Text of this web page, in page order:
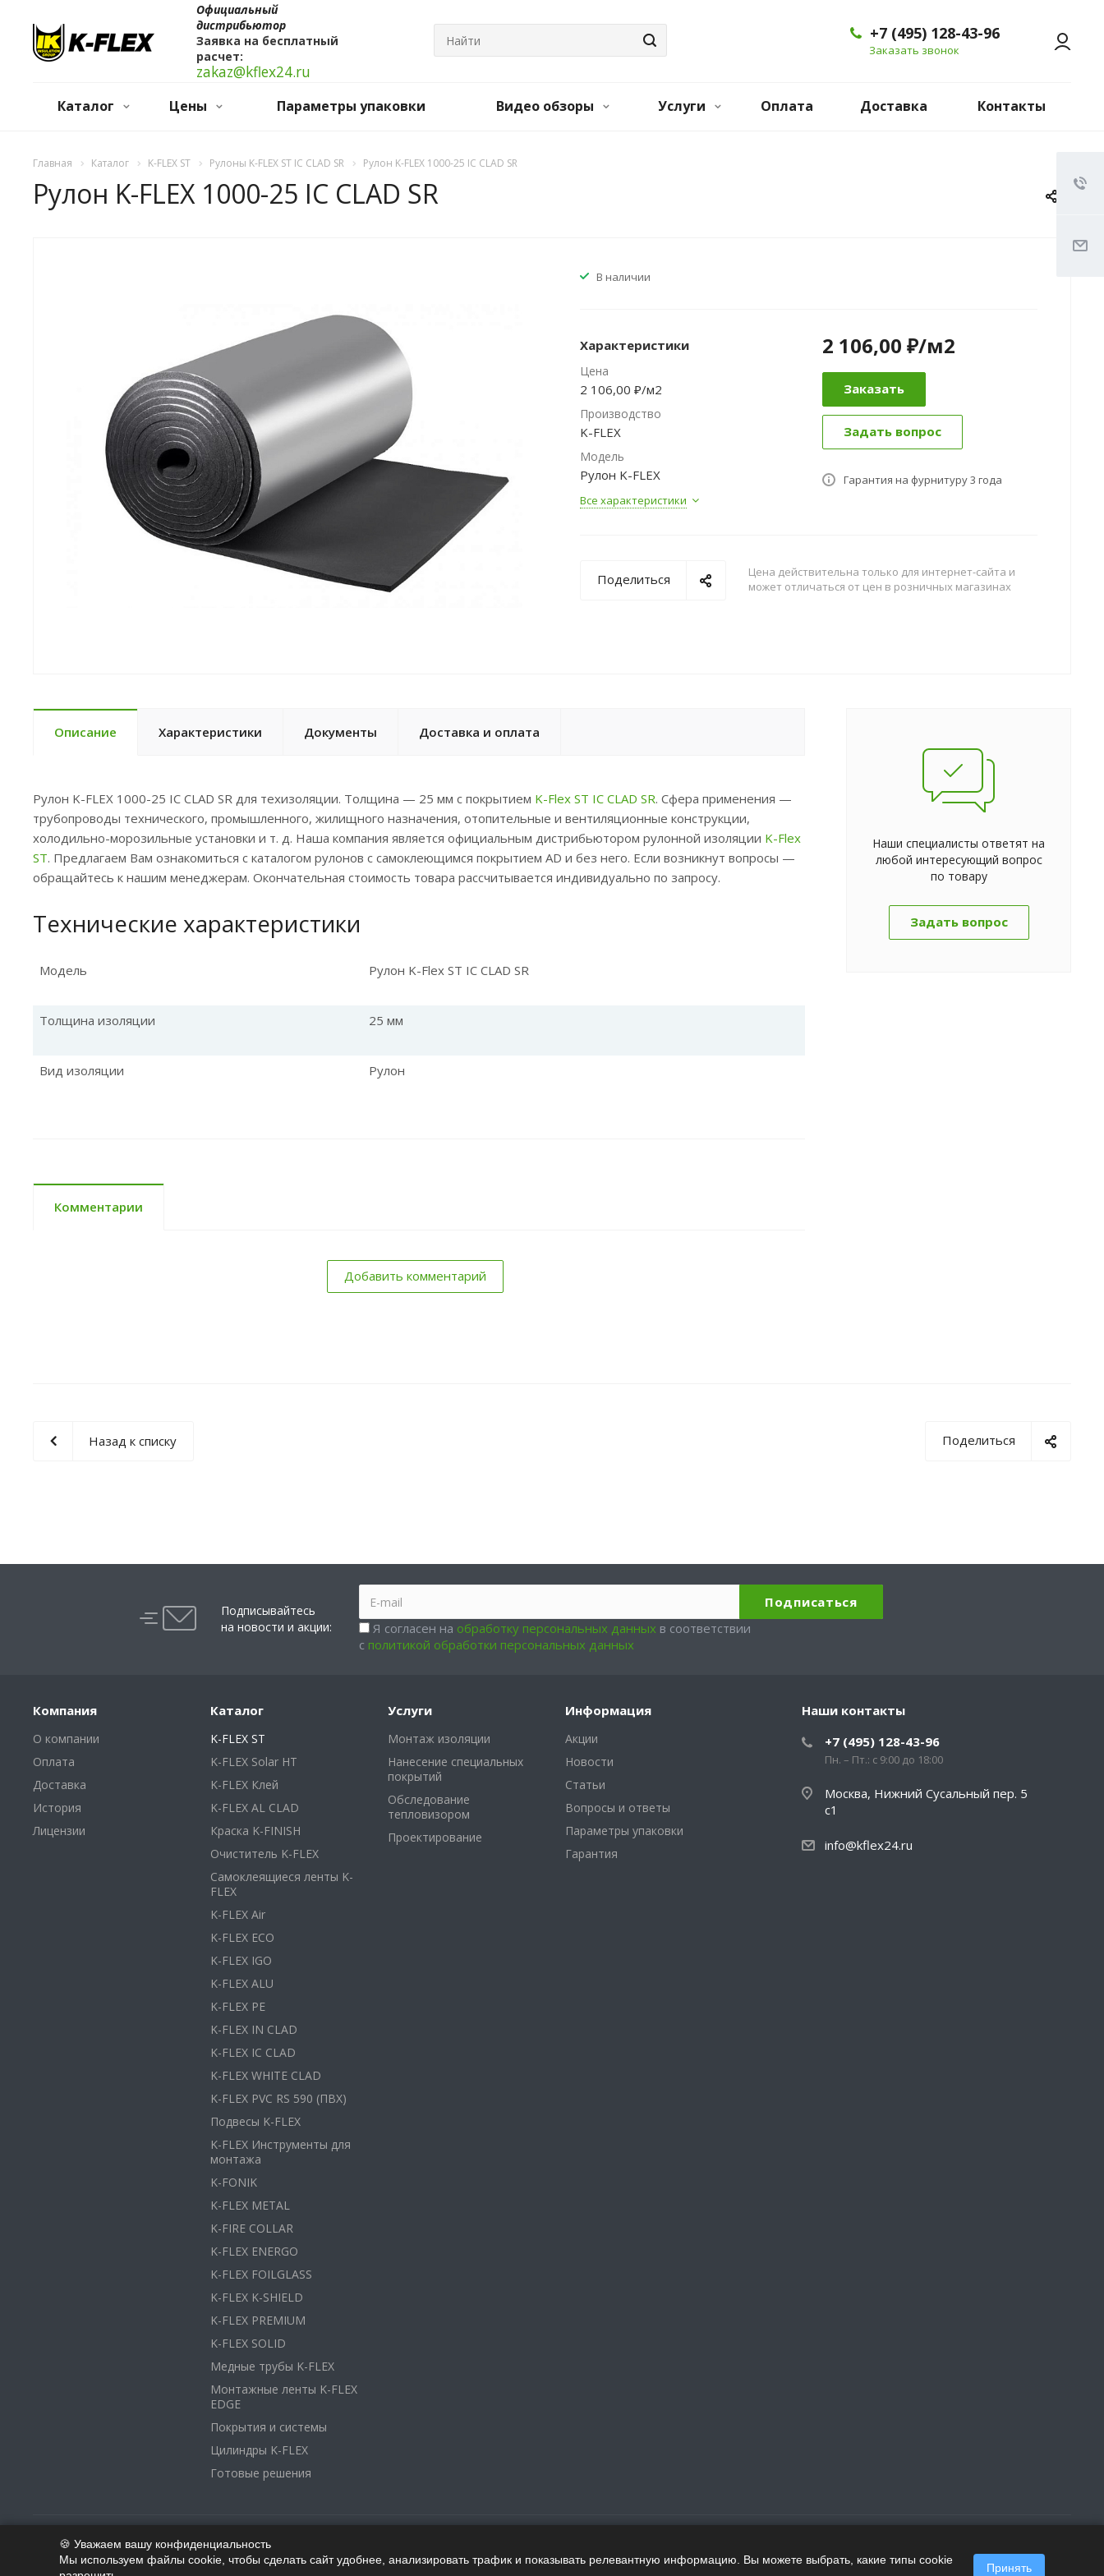
Официальный
дистрибьютор
Заявка на бесплатный
расчет:
zakaz@kflex24.ru
+7 (495) 128-43-96
Заказать звонок
Каталог Цены Параметры упаковки Видео обзоры Услуги Оплата Доставка Контакты
Главная Каталог K-FLEX ST Рулоны K-FLEX ST IC CLAD SR Рулон K-FLEX 1000-25 IC CLAD SR
Рулон K-FLEX 1000-25 IC CLAD SR
В наличии
Характеристики
Цена
2 106,00 ₽/м2
Производство
K-FLEX
Модель
Рулон K-FLEX
Все характеристики
2 106,00 ₽/м2
Заказать
Задать вопрос
Гарантия на фурнитуру 3 года
Поделиться
Цена действительна только для интернет-сайта и
может отличаться от цен в розничных магазинах
Описание Характеристики Документы Доставка и оплата
Рулон K-FLEX 1000-25 IC CLAD SR для техизоляции. Толщина — 25 мм с покрытием K-Flex ST IC CLAD SR. Сфера применения —
трубопроводы технического, промышленного, жилищного назначения, отопительные и вентиляционные конструкции,
холодильно-морозильные установки и т. д. Наша компания является официальным дистрибьютором рулонной изоляции K-Flex
ST. Предлагаем Вам ознакомиться с каталогом рулонов с самоклеющимся покрытием AD и без него. Если возникнут вопросы —
обращайтесь к нашим менеджерам. Окончательная стоимость товара рассчитывается индивидуально по запросу.
Технические характеристики
Модель Рулон K-Flex ST IC CLAD SR
Толщина изоляции 25 мм
Вид изоляции Рулон
Комментарии
Добавить комментарий
Наши специалисты ответят на
любой интересующий вопрос
по товару
Задать вопрос
Поделиться
Назад к списку
Подписывайтесь
на новости и акции:
Я согласен на обработку персональных данных в соответствии
с политикой обработки персональных данных
Компания
О компании
Оплата
Доставка
История
Лицензии
Каталог
K-FLEX ST
K-FLEX Solar HT
K-FLEX Клей
K-FLEX AL CLAD
Краска K-FINISH
Очиститель K-FLEX
Самоклеящиеся ленты K-
FLEX
K-FLEX Air
K-FLEX ECO
K-FLEX IGO
K-FLEX ALU
K-FLEX PE
K-FLEX IN CLAD
K-FLEX IC CLAD
K-FLEX WHITE CLAD
K-FLEX PVC RS 590 (ПВХ)
Подвесы K-FLEX
K-FLEX Инструменты для
монтажа
K-FONIK
K-FLEX METAL
K-FIRE COLLAR
K-FLEX ENERGO
K-FLEX FOILGLASS
K-FLEX K-SHIELD
K-FLEX PREMIUM
K-FLEX SOLID
Медные трубы K-FLEX
Монтажные ленты K-FLEX
EDGE
Покрытия и системы
Цилиндры K-FLEX
Готовые решения
Услуги
Монтаж изоляции
Нанесение специальных
покрытий
Обследование
тепловизором
Проектирование
Информация
Акции
Новости
Статьи
Вопросы и ответы
Параметры упаковки
Гарантия
Наши контакты
+7 (495) 128-43-96
Пн. – Пт.: с 9:00 до 18:00
Москва, Нижний Сусальный пер. 5
с1
info@kflex24.ru
© 2026 K-Flex Изоляция - Сайт дистрибутора завода K-Flex
🍪 Уважаем вашу конфиденциальность
Мы используем файлы cookie, чтобы сделать сайт удобнее, анализировать трафик и показывать релевантную информацию. Вы можете выбрать, какие типы cookie
Принять